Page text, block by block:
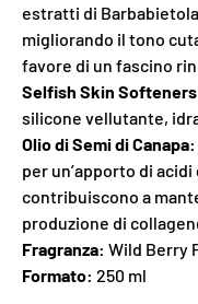
estratti di
migliorando il tono
favore di un fascino
Selfish Skin
silicone vellutante,
Olio di Semi di Canapa:
per un’apporto di
contribuiscono a
produzione di
Fragranza: Wild Berry
Formato: 250 ml